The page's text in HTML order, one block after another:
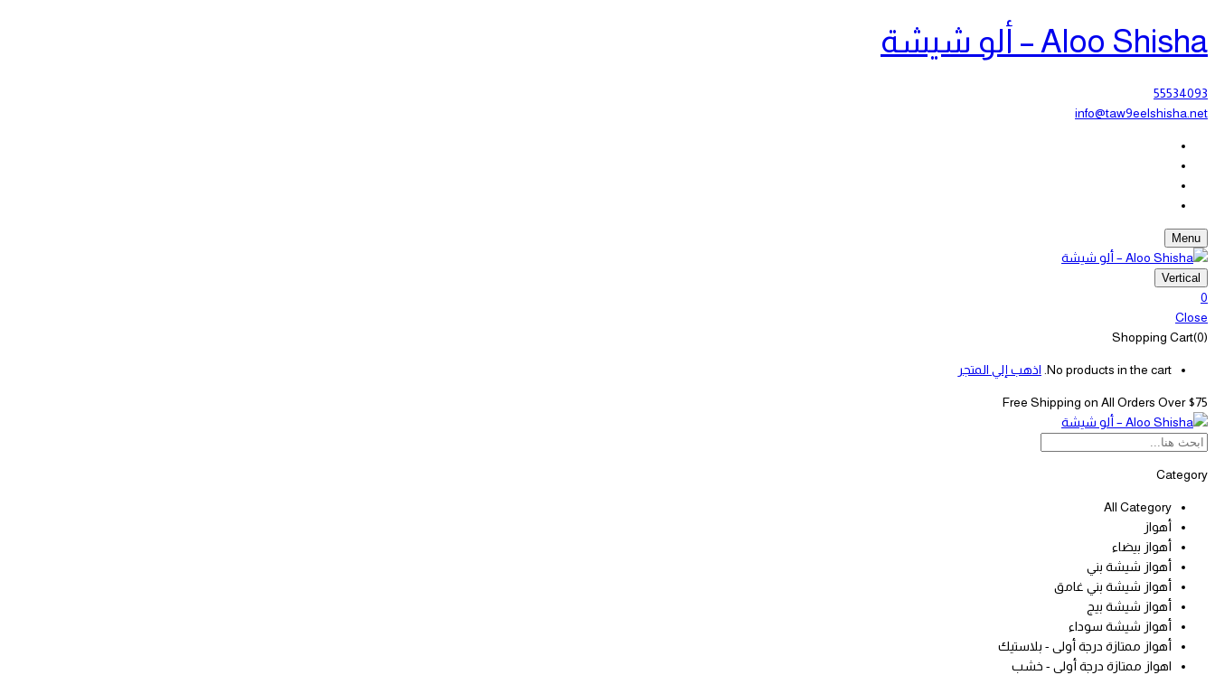
Aloo Shisha – ألو شيشة
55534093
info@taw9eelshisha.net
Menu
Vertical
0
Close
Shopping Cart(0)
No products in the cart. اذهب إلي المتجر
Free Shipping on All Orders Over $75
Category
All Category
أهواز
أهواز بيضاء
أهواز شيشة بني
أهواز شيشة بني غامق
أهواز شيشة بيج
أهواز شيشة سوداء
أهواز ممتازة درجة أولى - بلاستيك
اهواز ممتازة درجة أولى - خشب